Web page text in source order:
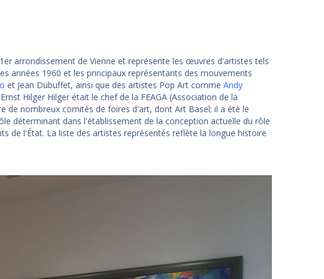
arrondissement de Vienne et représente les œuvres d'artistes tels
années 1960 et les principaux représentants des mouvements
et Jean Dubuffet, ainsi que des artistes Pop Art comme Andy
Hilger Hilger était le chef de la FEAGA (Association de la
de nombreux comités de foires d'art, dont Art Basel; il a été le
déterminant dans l'établissement de la conception actuelle du rôle
de l'État. La liste des artistes représentés reflète la longue histoire